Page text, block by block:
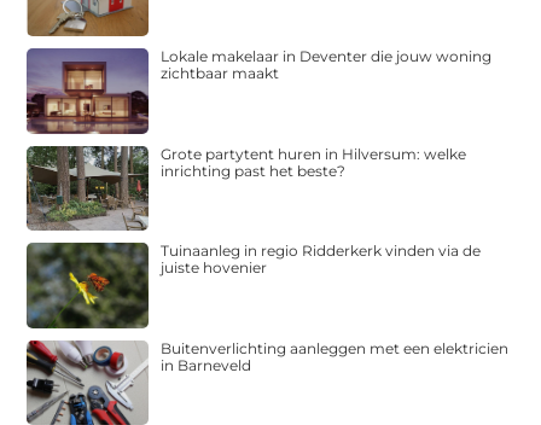
Lokale makelaar in Deventer die jouw woning
zichtbaar maakt
Grote partytent huren in Hilversum: welke
inrichting past het beste?
Tuinaanleg in regio Ridderkerk vinden via de
juiste hovenier
Buitenverlichting aanleggen met een elektricien
in Barneveld